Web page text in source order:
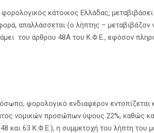
κάτοικος Ελλάδας,
απαλλάσσεται (ο λήπτης –
του άρθρου 48Α του Κ.Φ.Ε., εφόσον
φορολογικό ενδιαφέρον εντοπίζεται
νομικών προσώπων ύψους 22%, καθώς
63 Κ.Φ.Ε.), η συμμετοχή του λήπτη του